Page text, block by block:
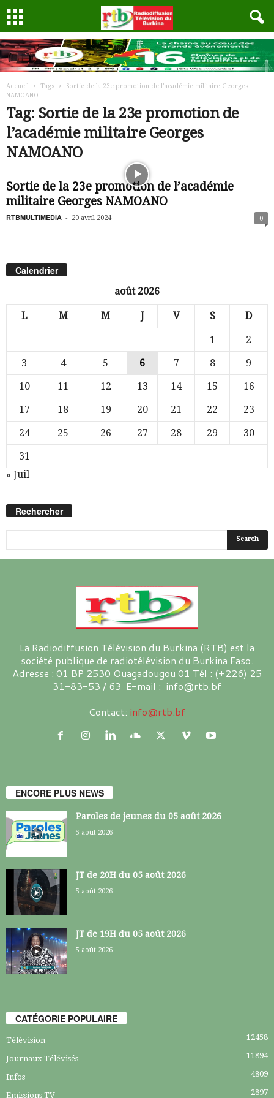
Accueil Tags
Sortie de la 23e promotion de l’académie militaire Georges
NAMOANO
Tag: Sortie de la 23e promotion de
l’académie militaire Georges
NAMOANO
Sortie de la 23e promotion de l’académie
militaire Georges NAMOANO
RTBMULTIMEDIA - 20 avril 2024 0
Calendrier
août 2026
L M M J V S D
1
2
3
4 5 6 7 8
9
10
11 12 13 14 15
16
17
18 19 20 21 22
23
24
25 26 27 28 29
30
31
« Juil
Rechercher
La Radiodiffusion Télévision du Burkina (RTB) est la
société publique de radiotélévision du Burkina Faso.
Adresse : 01 BP 2530 Ouagadougou 01 Tél : (+226) 25
31-83-53 / 63 E-mail : info@rtb.bf
Contact: info@rtb.bf
ENCORE PLUS NEWS
Paroles de jeunes du 05 août 2026
5 août 2026
JT de 20H du 05 août 2026
5 août 2026
JT de 19H du 05 août 2026
5 août 2026
CATÉGORIE POPULAIRE
Télévision 12458
Journaux Télévisés 11894
Infos 4809
Emissions TV 2897